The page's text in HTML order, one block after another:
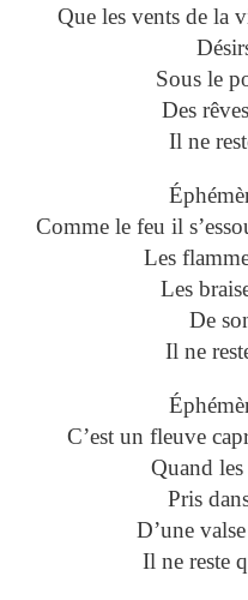
Que les vents de la
Sous le
Des
Il ne
Comme le feu il
Les
Les
De
Il ne
C’est un fleuve
Quand
Pris
D’une
Il ne reste